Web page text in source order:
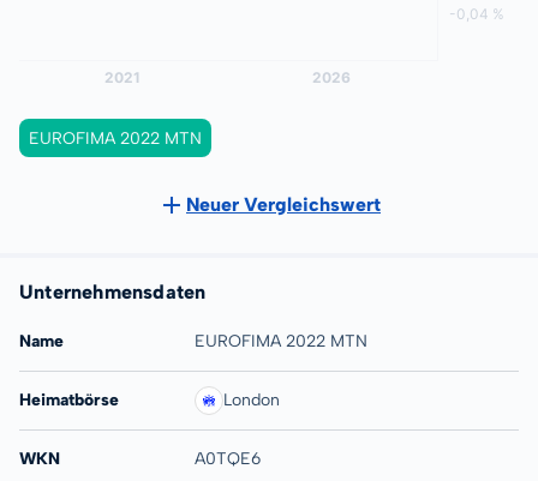
EUROFIMA 2022 MTN
Neuer Vergleichswert
Unternehmensdaten
Name EUROFIMA 2022 MTN
Heimatbörse London
WKN A0TQE6